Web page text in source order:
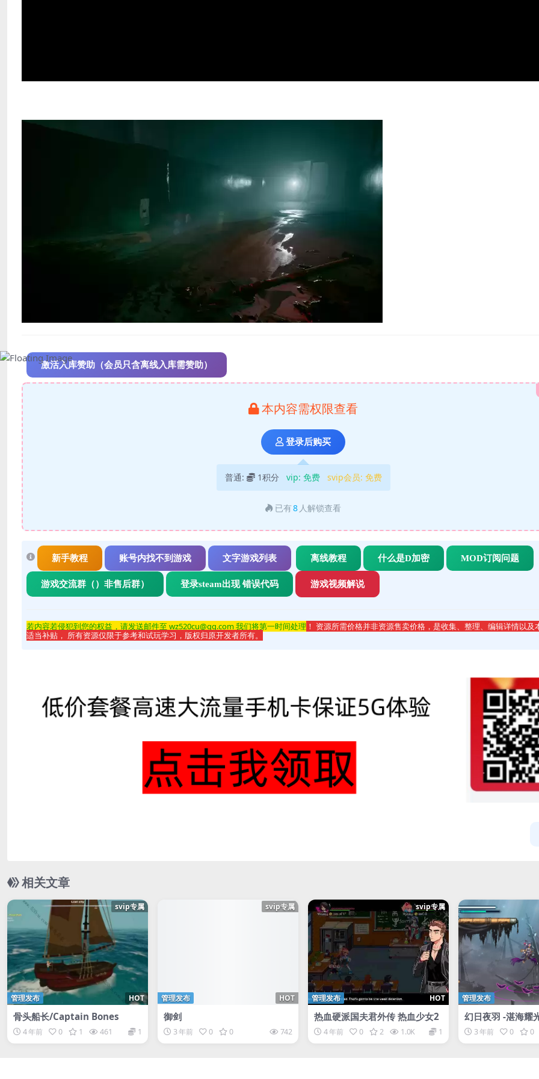
激活入库赞助（会员只含离线入库需赞助）
本内容需权限查看
登录后购买
普通: 1积分 vip: 免费 svip会员: 免费
已有8 人解锁查看
新手教程 账号内找不到游戏 文字游戏列表 离线教程 什么是D加密 MOD订阅问题
游戏交流群（）非售后群） 登录steam出现 错误代码 游戏视频解说
若内容若侵犯到您的权益，请发送邮件至 wz520cu@qq.com 我们将第一时间处理 ！ 资源所需价格并非资源售卖价格，是收集、整理、编辑详情以及
适当补贴， 所有资源仅限于参考和试玩学习，版权归原开发者所有。
相关文章
svip专属
HOT
管理发布
骨头船长/Captain Bones
4 年前 0 1 461 1
svip专属
HOT
管理发布
御剑
3 年前 0 0 742
svip专属
HOT
管理发布
热血硬派国夫君外传 热血少女2
4 年前 0 2 1.0K 1
管理发布
幻日夜羽 -湛海耀
THE
he DEEPBLUE-
3 年前 0 0